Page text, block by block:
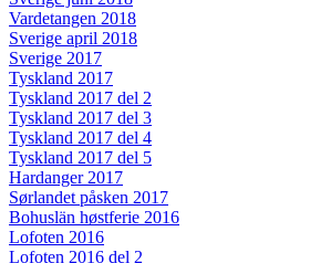
Vardetangen 2018
Sverige april 2018
Sverige 2017
Tyskland 2017
Tyskland 2017 del 2
Tyskland 2017 del 3
Tyskland 2017 del 4
Tyskland 2017 del 5
Hardanger 2017
Sørlandet påsken 2017
Bohuslän høstferie 2016
Lofoten 2016
Lofoten 2016 del 2